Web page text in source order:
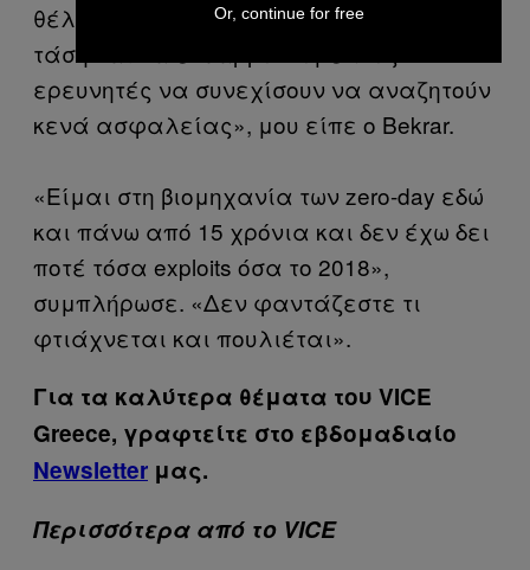
θέλουμε να συνεχίσουμε αυτήν την
τάση και να ενθαρρύνουμε τους
ερευνητές να συνεχίσουν να αναζητούν
κενά ασφαλείας», μου είπε ο Bekrar.
«Είμαι στη βιομηχανία των zero-day εδώ
και πάνω από 15 χρόνια και δεν έχω δει
ποτέ τόσα exploits όσα το 2018»,
συμπλήρωσε. «Δεν φαντάζεστε τι
φτιάχνεται και πουλιέται».
Για τα καλύτερα θέματα του VICE
Greece, γραφτείτε στο εβδομαδιαίο
Newsletter μας.
Περισσότερα από το VICE
Or, continue for free